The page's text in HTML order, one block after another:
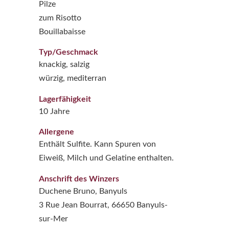
Pilze
zum Risotto
Bouillabaisse
Typ/Geschmack
knackig, salzig
würzig, mediterran
Lagerfähigkeit
10 Jahre
Allergene
Enthält Sulfite. Kann Spuren von
Eiweiß, Milch und Gelatine enthalten.
Anschrift des Winzers
Duchene Bruno, Banyuls
3 Rue Jean Bourrat, 66650 Banyuls-
sur-Mer